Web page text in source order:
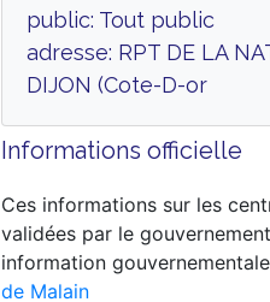
public: Tout public
adresse: RPT DE LA
DIJON (Cote-D-or
Informations officielle
Ces informations sur les
validées par le
information
de Malain